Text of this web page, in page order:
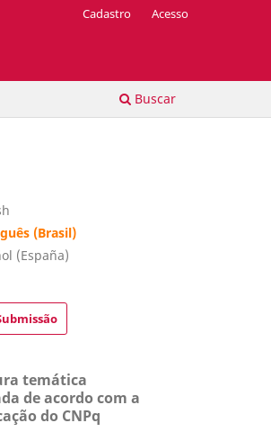
Buscar
Cadastro Acesso
(Brasil)
(España)
temática
de acordo com a
do CNPq